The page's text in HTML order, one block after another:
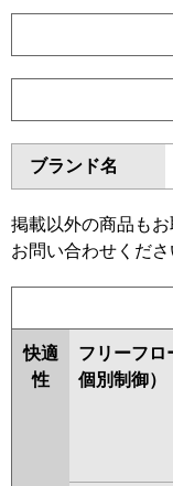
ダイキン
東芝
三菱電機
日立
パナソニック
ダイキン
東芝
三菱電機
ブランド名
掲載以外の商品も
お問い合わせくださ
快適
性
フリーフロ
個別制御）